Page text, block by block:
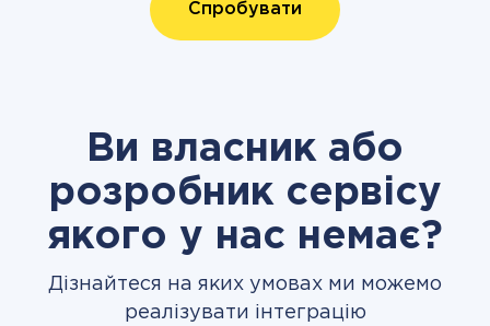
Спробувати
Ви власник або
розробник сервісу
якого у нас немає?
Дізнайтеся на яких умовах ми можемо
реалізувати інтеграцію